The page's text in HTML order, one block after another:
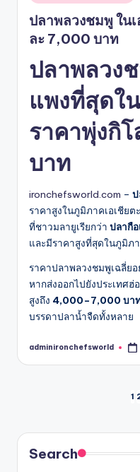
in
ปลาพลวงชมพู ใน
ละ 7,000 บาท
ปลาพลวง
แพงที่สุดใ
ราคาพุ่งกิ
บาท
ironchefsworld.com –
ราคาสูงในภูมิภาคเอเชียต
ที่ชาวมลายูเรียกว่า ปลากือ
และมีราคาสูงที่สุดในภูมิภ
ราคาปลาพลวงชมพูเฉลี่ยอ
หากส่งออกไปยังประเทศฮ่
สูงถึง 4,000–7,000 บา
บรรดาปลาน้ำจืดทั้งหลาย
Posted
adminironchefsworld
pagination
1
Search